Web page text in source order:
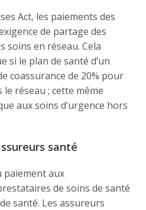
Act, les paiements des
de partage des
soins en réseau. Cela
si le plan de santé d’un
coassurance de 20% pour
le réseau ; cette même
aux soins d’urgence hors
santé
paiement aux
de soins de santé
santé. Les assureurs